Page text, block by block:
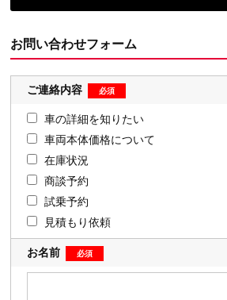
お問い合わせフォーム
ご連絡内容
車の詳細を知りたい
車両本体価格について
在庫状況
商談予約
試乗予約
見積もり依頼
お名前